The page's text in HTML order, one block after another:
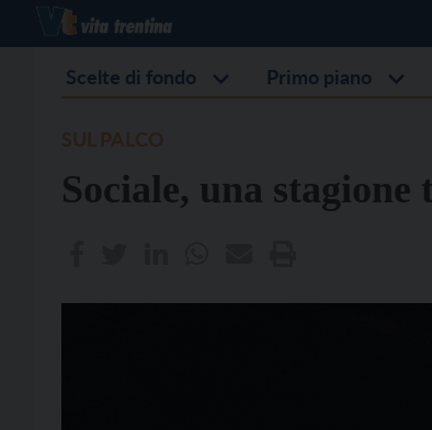
Scelte di fondo Primo piano
Sociale, una stagione